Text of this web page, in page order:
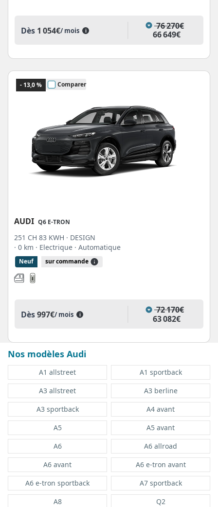
Dès 1 054€/ mois i
76 270€
66 649€
- 13,0 % Comparer
AUDI Q6 E-TRON
251 CH 83 KWH · DESIGN
· 0 km · Electrique · Automatique
Neuf sur commande
Dès997€/ mois i
72 170€
63 082€
Nos modèles Audi
A1 allstreet
A1 sportback
A3 allstreet
A3 berline
A3 sportback
A4 avant
A5
A5 avant
A6
A6 allroad
A6 avant
A6 e-tron avant
A6 e-tron sportback
A7 sportback
A8
Q2